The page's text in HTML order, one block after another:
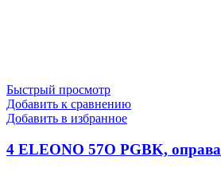
Быстрый просмотр
Добавить к сравнению
Добавить в избранное
4 ELEONO 57O PGBK, оправа